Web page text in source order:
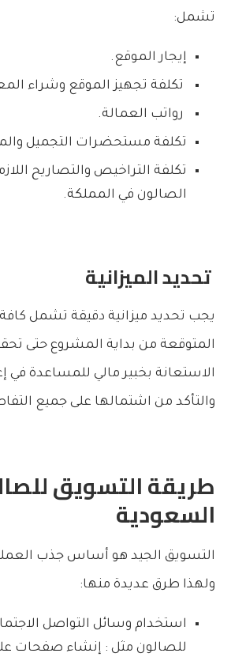
تشمل:
إيجار الموقع.
تكلفة تجهيز الموقع وشراء
رواتب العمالة.
تكلفة مستحضرات التجميل
تكلفة التراخيص والتصاريح
الصالون في المملكة.
تحديد الميزانية
يجب تحديد ميزانية دقيقة تشمل
المتوقعة من بداية المشروع حتى
الاستعانة بخبير مالي للمساعدة في
والتأكد من اشتمالها على جميع
طريقة التسويق
السعودية
التسويق الجيد هو أساس جذب العملاء
ولهذا طرق عديدة منها:
استخدام وسائل التواصل
للصالون مثل : إنشاء صفحات